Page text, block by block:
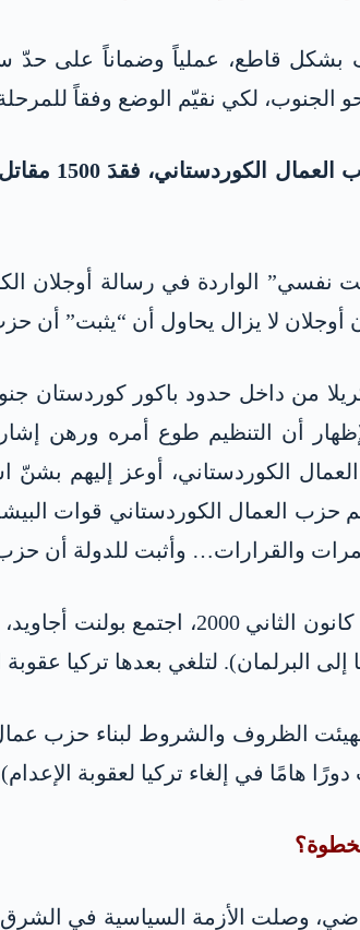
الجنوب، لكي نقيّم الوضع وفقاً للمرحلة
نفسي” الواردة في رسالة أوجلان
أوجلان لا يزال يحاول أن “يثبت” أن
من داخل حدود باكور كوردستان
العمال الكوردستاني، أوعز إليهم بشنّ
والقرارات… وأثبت للدولة أن
وتعقيباً على ذلك، في 12
البرلمان). لتلغي بعدها تركيا عقوبة
الظروف والشروط لبناء حزب
هامًا في إلغاء تركيا لعقوبة
وصلت الأزمة السياسية في